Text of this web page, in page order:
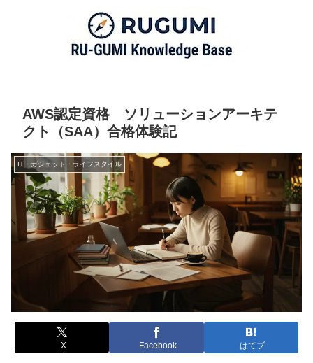
AWS認定資格 ソリューションアーキテ
クト（SAA）合格体験記
IT・ガジェット・ライフスタイル
X Facebook はてブ